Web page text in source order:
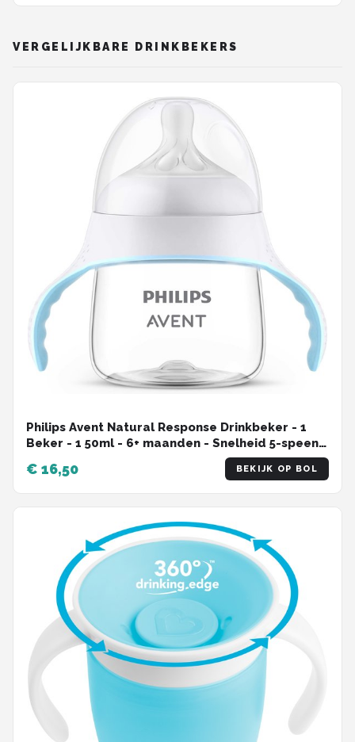
VERGELIJKBARE DRINKBEKERS
Philips Avent Natural Response Drinkbeker - 1
Beker - 1 50ml - 6+ maanden - Snelheid 5-speen -
€ 16,50 BEKIJK OP BOL